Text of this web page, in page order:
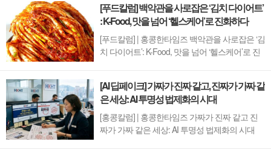
킨커피(Luckin Coffee) 매장에서 흘러나오는 향기
다. 럭킨커피는 2017년 중국 칭다오 출신의 사업
가 첸즈야(钱治亚)가 푸젠성 샤먼에서 설립한 순
수 ...
[푸드칼럼] 백악관을 사로잡은 ‘김치 다이어트’
: K-Food, 맛을 넘어 ‘헬스케어’로 진화하다
[푸드칼럼] | 홍콩한타임즈 백악관을 사로잡은 ‘김
치 다이어트’: K-Food, 맛을 넘어 ‘헬스케어’로 진
신을 가꾸는 데 정성을 아끼지 않는 까닭이다. 호
감 어린 인상과 단정한 외모는 개인의 신뢰감을
더할 뿐만 아니라, 비즈니스 ...
[AI 딥페이크] 가짜가 진짜 같고, 진짜가 가짜 같
은 세상: AI 투명성 법제화의 시대
[홍콩칼럼] | 홍콩한타임즈 가짜가 진짜 같고 진
짜가 가짜 같은 세상: AI 투명성 법제화의 시대